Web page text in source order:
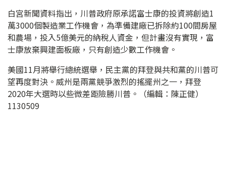
白宮新聞資料指出，川普政府原承諾富士康的投資將創造1
萬3000個製造業工作機會，為準備建廠已拆除約100間房屋
和農場，投入5億美元的納稅人資金，但計畫沒有實現，富
士康放棄興建面板廠，只有創造少數工作機會。
美國11月將舉行總統選舉，民主黨的拜登與共和黨的川普可
望再度對決。威州是兩黨競爭激烈的搖擺州之一，拜登
2020年大選時以些微差距險勝川普。（編輯：陳正健）
1130509